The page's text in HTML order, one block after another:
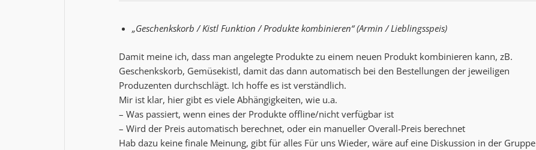
„Geschenkskorb / Kistl Funktion / Produkte kombinieren“ (Armin / Lieblingsspeis)
Damit meine ich, dass man angelegte Produkte zu einem neuen Produkt kombinieren kann, zB.
Geschenkskorb, Gemüsekistl, damit das dann automatisch bei den Bestellungen der jeweiligen
Produzenten durchschlägt. Ich hoffe es ist verständlich.
Mir ist klar, hier gibt es viele Abhängigkeiten, wie u.a.
– Was passiert, wenn eines der Produkte offline/nicht verfügbar ist
– Wird der Preis automatisch berechnet, oder ein manueller Overall-Preis berechnet
Hab dazu keine finale Meinung, gibt für alles Für uns Wieder, wäre auf eine Diskussion in der Gruppe